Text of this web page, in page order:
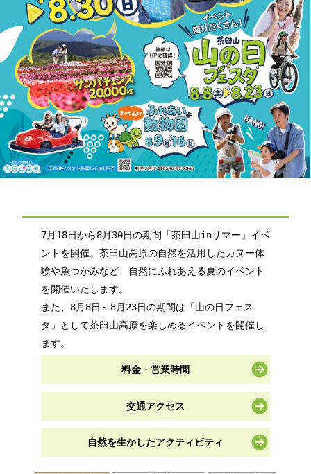
7月18日から8月30日の期間「茶臼山inサマー」イベ
ントを開催。茶臼山高原の自然を活用したカヌー体
験や魚つかみなど、自然にふれあえる夏のイベント
を開催いたします。
また、8月8日～8月23日の期間は「山の日フェス
タ」として茶臼山高原を楽しめるイベントを開催し
ます。
料金・営業時間
交通アクセス
自然を生かしたアクティビティ